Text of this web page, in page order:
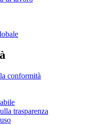
conformità
trasparenza